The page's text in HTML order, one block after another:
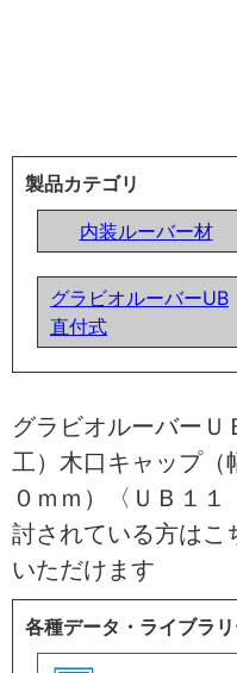
製品カテゴリ
内装ルーバー材
グラビオルーバーUB
直付式
グラビオルーバー
工）木口キャップ（
０ｍｍ）〈ＵＢ１
討されている方はこ
いただけます
各種データ・ライブラ